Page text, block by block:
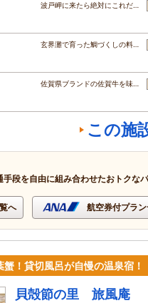
波戸岬に来たら絶対にこれだ…
玄界灘で育った鯛づくしの料…
佐賀県ブランドの佐賀牛を味…
この施
手段を自由に組み合わせたおトクな
へ 航空券付プラ
！貸切風呂が自慢の温泉宿！
貝殻節の里 旅風庵